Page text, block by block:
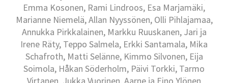
Emma Kosonen, Rami Lindroos, Esa Marjamäki,
Marianne Niemelä, Allan Nyyssönen, Olli Pihlajamaa,
Annukka Pirkkalainen, Markku Ruuskanen, Jari ja
Irene Räty, Teppo Salmela, Erkki Santamala, Mika
Schafroth, Matti Selänne, Kimmo Silvonen, Eija
Soimola, Håkan Söderholm, Päivi Torkki, Tarmo